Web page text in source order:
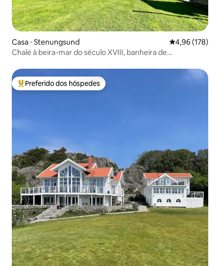
Casa ⋅ Stenungsund 4,96 de uma
4,96 (178)
Chalé à beira-mar do século XVIII, banheira de
Entre os melhores preferidos dos hóspedes
Preferido dos hóspedes